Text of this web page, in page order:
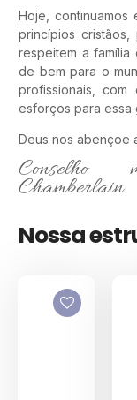
Hoje, continuamos
princípios cristãos,
respeitem a família
de bem para o
profissionais,
esforços para essa
Deus nos abençoe
Conselho
Chamberlain
Nossa